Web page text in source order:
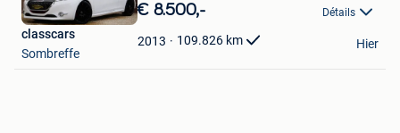
Mes
€ 8.500,- Détails
2013 109.826 km
classcars
Sombreffe
Hier